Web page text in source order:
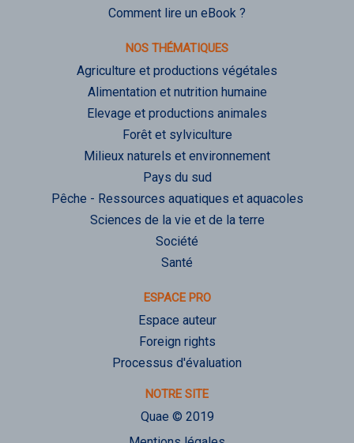
Comment lire un eBook ?
NOS THÉMATIQUES
Agriculture et productions végétales
Alimentation et nutrition humaine
Elevage et productions animales
Forêt et sylviculture
Milieux naturels et environnement
Pays du sud
Pêche - Ressources aquatiques et aquacoles
Sciences de la vie et de la terre
Société
Santé
ESPACE PRO
Espace auteur
Foreign rights
Processus d'évaluation
NOTRE SITE
Quae © 2019